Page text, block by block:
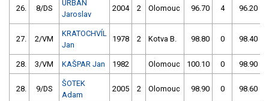
26. 8/DS
URBAN
Jaroslav
2004 2 Olomouc 96.70 4 96.20
27. 2/VM
KRATOCHVÍL
Jan
1978 2 Kotva B. 98.80 0 98.40
28. 3/VM KAŠPAR Jan 1982 Olomouc 100.10 0 98.90
28. 9/DS
ŠOTEK
Adam
2005 2 Olomouc 98.90 0 98.60